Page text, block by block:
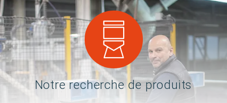
Notre recherche de produits